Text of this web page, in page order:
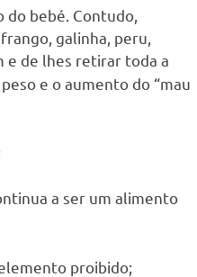
do bebé. Contudo,
galinha, peru,
e de lhes retirar toda a
e o aumento do “mau
a ser um alimento
proibido;